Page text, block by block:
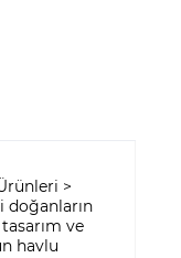
>
doğanların
ve
havlu